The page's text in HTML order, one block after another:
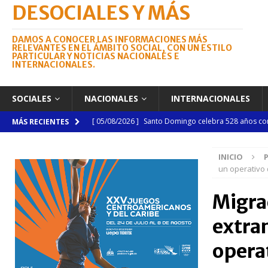
DESOCIALES Y MÁS
DAMOS A CONOCER LAS INFORMACIONES MÁS
RELEVANTES EN EL ÁMBITO SOCIAL, CON UN ESTILO
PARTICULAR Y NOTICIAS NACIONALES E
INTERNACIONALES.
SOCIALES NACIONALES INTERNACIONALES
MÁS RECIENTES [ 05/08/2026 ] Santo Domingo celebra 528 años
[ 04/08/2026 ] Código Penal reúne a periodistas
NACIONALES
[ 04/08/2026 ] Arritmia puede explicar por qué el
[ 04/08/2026 ] Amistad 2026 llevará atención
[ 04/08/2026 ]
Migración somete a la justicia a
NACIONALES
INICIO
un operativo